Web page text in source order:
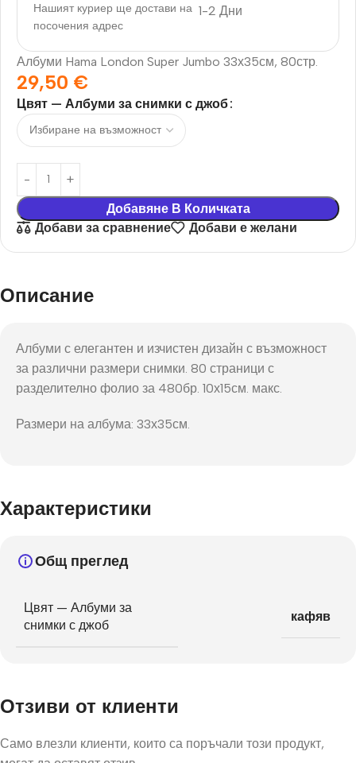
Нашият куриер ще достави на
посочения адрес
1-2 Дни
Албуми Hama London Super Jumbo 33х35см, 80стр.
29,50 €
Цвят — Албуми за снимки с джоб
Добавяне В Количката
Добави за сравнение
Добави е желани
Описание
Албуми с елегантен и изчистен дизайн с възможност
за различни размери снимки. 80 страници с
разделително фолио за 480бр. 10х15см. макс.
Размери на албума: 33х35см.
Характеристики
Общ преглед
Цвят — Албуми за
снимки с джоб
кафяв
Отзиви от клиенти
Само влезли клиенти, които са поръчали този продукт,